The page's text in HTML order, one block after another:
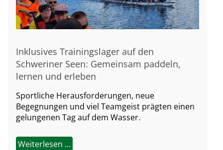
Inklusives Trainingslager auf den
Schweriner Seen: Gemeinsam paddeln,
lernen und erleben
Sportliche Herausforderungen, neue
Begegnungen und viel Teamgeist prägten einen
gelungenen Tag auf dem Wasser.
Weiterlesen …